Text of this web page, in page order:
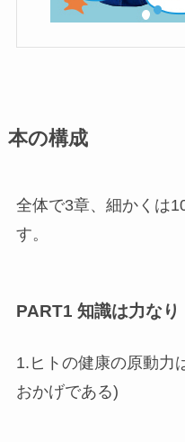
本の構成
全体で3章、細かくは
す。
PART1 知識は力なり
1.ヒトの健康の原動力
おかげである)